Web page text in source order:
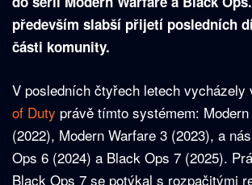
především slabší přijetí posledních
části komunity.
V posledních čtyřech letech vycházely
of Duty právě tímto systémem:
(2022), Modern Warfare 3 (2023), a
Ops 6 (2024) a Black Ops 7 (2025).
Black Ops 7 se potýkal s rozpačitými